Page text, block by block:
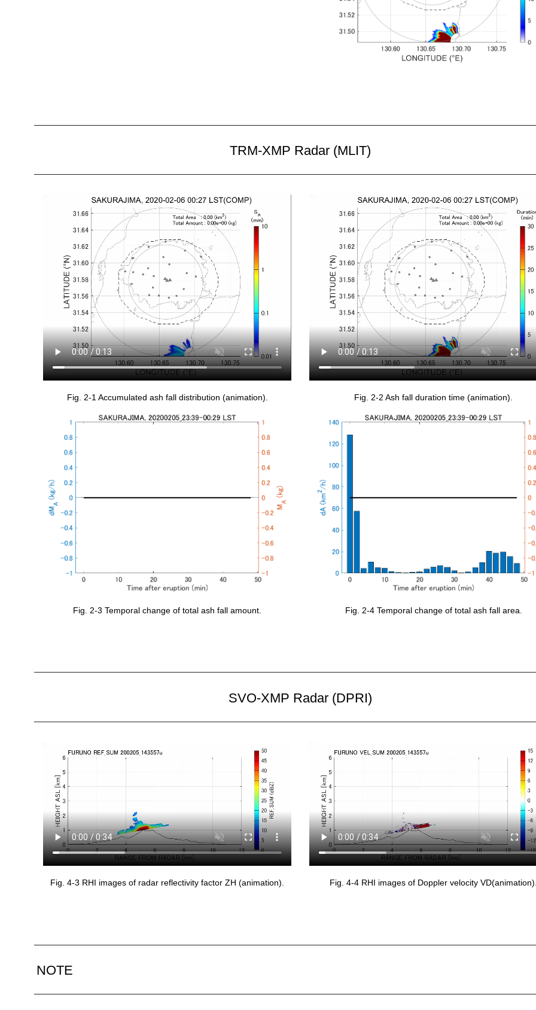
TRM-XMP Radar (MLIT)
Fig. 2-1 Accumulated ash fall distribution (animation). Fig. 2-2 Ash fall duration time (animation).
Fig. 2-3 Temporal change of total ash fall amount. Fig. 2-4 Temporal change of total ash fall area.
SVO-XMP Radar (DPRI)
Fig. 4-3 RHI images of radar reflectivity factor ZH (animation). Fig. 4-4 RHI images of Doppler velocity
NOTE